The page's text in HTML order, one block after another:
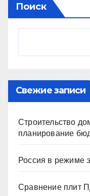
Поиск
Свежие записи
Строительство
планирование
Россия в режиме
Сравнение плит